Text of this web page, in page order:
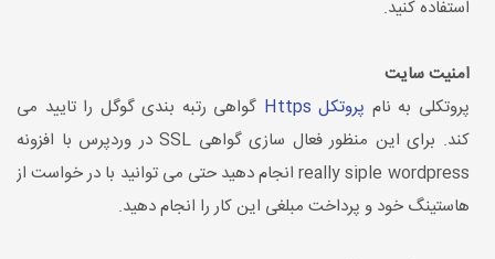
استفاده کنید.
امنیت سایت
پروتکلی به نام پروتکل Https
گواهی رتبه بندی گوگل را تایید می
کند. برای این منظور فعال سازی گواهی SSL در وردپرس با افزونه
really siple wordpress انجام دهید حتی می توانید با در خواست از
هاستینگ خود و پرداخت مبلغی این کار را انجام دهید.